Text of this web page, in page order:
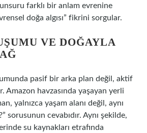
farklı bir anlam evrenine
doğa algısı” fikrini sorgular.
VE DOĞAYLA
pasif bir arka plan değil, aktif
Amazon havzasında yaşayan yerli
yalnızca yaşam alanı değil, aynı
sorusunun cevabıdır. Aynı şekilde,
su kaynakları etrafında